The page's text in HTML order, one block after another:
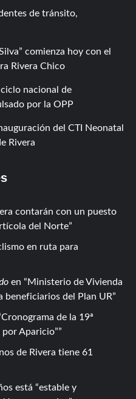
de tránsito,
comienza hoy con el
Rivera Chico
nacional de
por la OPP
del CTI Neonatal
Rivera
contarán con un puesto
del Norte
en ruta para
en
Ministerio de Vivienda
beneficiarios del Plan UR
Cronograma de la 19ª
Aparicio”
de Rivera tiene 61
está “estable y